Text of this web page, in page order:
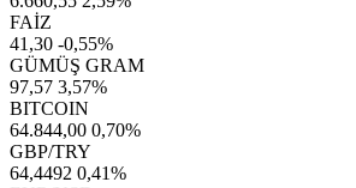
FAİZ
41,30 -0,55%
GÜMÜŞ GRAM
97,57 3,57%
BITCOIN
64.844,00 0,70%
GBP/TRY
64,4492 0,41%